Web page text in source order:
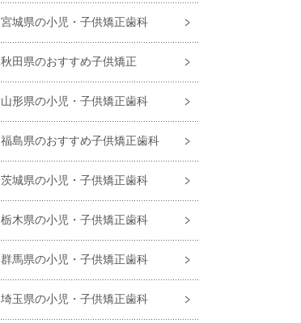
宮城県の小児・子供矯正歯科
秋田県のおすすめ子供矯正
山形県の小児・子供矯正歯科
福島県のおすすめ⼦供矯正⻭科
茨城県の小児・子供矯正歯科
栃木県の小児・子供矯正歯科
群馬県の小児・子供矯正歯科
埼玉県の小児・子供矯正歯科